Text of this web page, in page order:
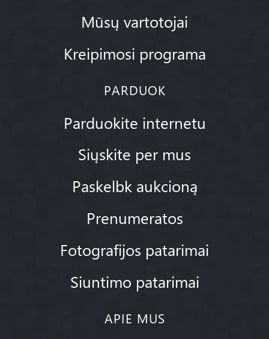
Mūsų vartotojai
Kreipimosi programa
PARDUOK
Parduokite internetu
Siųskite per mus
Paskelbk aukcioną
Prenumeratos
Fotografijos patarimai
Siuntimo patarimai
APIE MUS